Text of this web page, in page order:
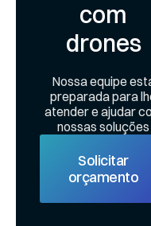
com
drones
Nossa equipe
preparada para
atender e ajudar
nossas soluções
Solicitar
orçamento